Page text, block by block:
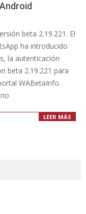
beta 2.19.221. El
ha introducido
la autenticación
beta 2.19.221 para
WABetaInfo.
LEER MÁS